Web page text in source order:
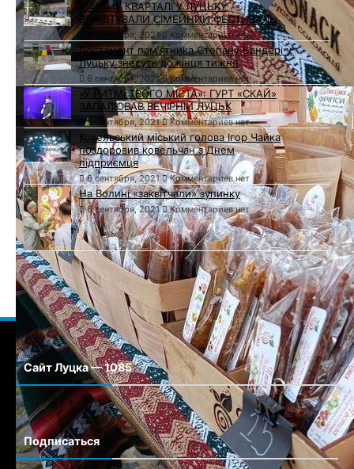
У 40-МУ КВАРТАЛІ У ЛУЦЬКУ
ВЛАШТУВАЛИ СІМЕЙНИЙ ФЕСТИВАЛЬ
6 сентября, 2021 Комментариев нет
Постамент пам'ятника Степану Бандері у
Луцьку знесуть до кінця тижня
6 сентября, 2021 Комментариев нет
«У РИТМІ ТВОГО МІСТА»: ГУРТ «СКАЙ»
ЗАПАЛЮВАВ ВЕЧІРНІЙ ЛУЦЬК
6 сентября, 2021 Комментариев нет
Ковельський міський голова Ігор Чайка
поздоровив ковельчан з Днем
підприємця
6 сентября, 2021 Комментариев нет
На Волині «заквітчали» зупинку
6 сентября, 2021 Комментариев нет
Сайт Луцка — 1085
Сайт города Луцка
Подписаться